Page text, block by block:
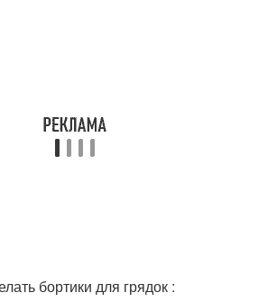
бортики для грядок :